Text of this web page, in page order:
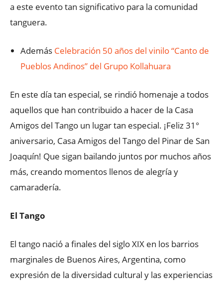
a este evento tan significativo para la comunidad
tanguera.
Además Celebración 50 años del vinilo “Canto de
Pueblos Andinos” del Grupo Kollahuara
En este día tan especial, se rindió homenaje a todos
aquellos que han contribuido a hacer de la Casa
Amigos del Tango un lugar tan especial. ¡Feliz 31°
aniversario, Casa Amigos del Tango del Pinar de San
Joaquín! Que sigan bailando juntos por muchos años
más, creando momentos llenos de alegría y
camaradería.
El Tango
El tango nació a finales del siglo XIX en los barrios
marginales de Buenos Aires, Argentina, como
expresión de la diversidad cultural y las experiencias